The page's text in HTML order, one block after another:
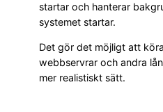
startar och hanterar
systemet startar.
Det gör det möjligt att
webbservrar och andra
mer realistiskt sätt.